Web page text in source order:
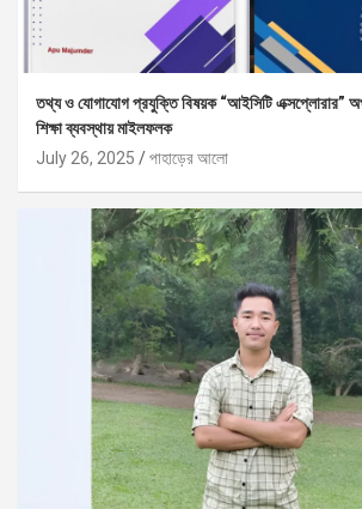
তথ্য ও যোগাযোগ প্রযুক্তি বিষয়ক “আইসিটি এক্সপ্লোরার”
শিক্ষা ব্যবস্থায় মাইলফলক
July 26, 2025
পাহাড়ের আলো